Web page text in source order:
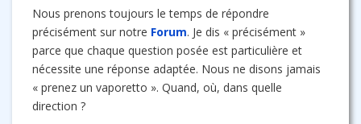
Nous prenons toujours le temps de répondre
précisément sur notre Forum. Je dis « précisément »
parce que chaque question posée est particulière et
nécessite une réponse adaptée. Nous ne disons jamais
« prenez un vaporetto ». Quand, où, dans quelle
direction ?